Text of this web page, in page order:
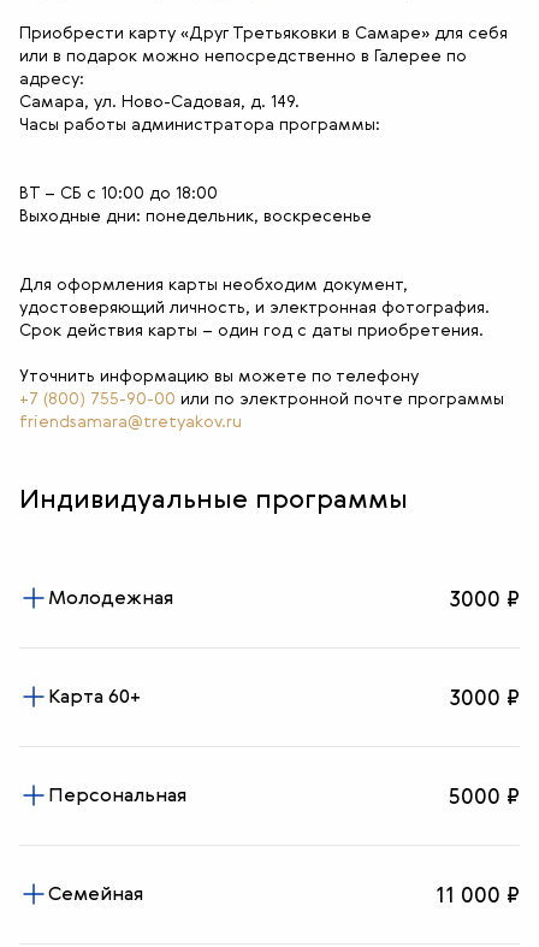
Приобрести карту «Друг Третьяковки в Самаре» для себя
или в подарок можно непосредственно в Галерее по
адресу:
Самара, ул. Ново-Садовая, д. 149.
Часы работы администратора программы:
ВТ – СБ с 10:00 до 18:00
Выходные дни: понедельник, воскресенье
Для оформления карты необходим документ,
удостоверяющий личность, и электронная фотография.
Срок действия карты – один год с даты приобретения.
Уточнить информацию вы можете по телефону
+7 (800) 755-90-00 или по электронной почте программы
friendsamara@tretyakov.ru
Индивидуальные программы
Молодежная 3000 ₽
Карта 60+ 3000 ₽
Персональная 5000 ₽
Семейная 11 000 ₽